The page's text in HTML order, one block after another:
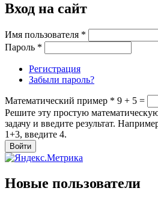
Вход на сайт
Имя пользователя *
Пароль *
Регистрация
Забыли пароль?
Математический пример * 9 + 5 =
Решите эту простую
задачу и введите результат.
1+3, введите 4.
Новые пользователи